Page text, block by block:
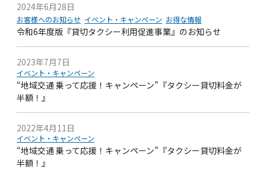
2024年6月28日
お客様へのお知らせ イベント・キャンペーン お得な情報
令和6年度版『貸切タクシー利用促進事業』のお知らせ
2023年7月7日
イベント・キャンペーン
“地域交通 乗って応援！キャンペーン”『タクシー貸切料金が
半額！』
2022年4月11日
イベント・キャンペーン
“地域交通 乗って応援！キャンペーン”『タクシー貸切料金が
半額！』